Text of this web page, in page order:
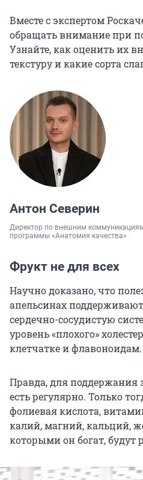
Вместе с экспертом
обращать внимание при
Узнайте, как оценить их
текстуру и какие сорта
Антон Северин
Директор по внешним
программы «Анатомия качества»
Фрукт не для всех
Научно доказано, что
апельсинах
сердечно-сосудистую
уровень «плохого»
клетчатке и флавоноидам.
Правда, для поддержания
есть регулярно. Только
фолиевая кислота,
калий, магний, кальций,
которыми он богат, будут